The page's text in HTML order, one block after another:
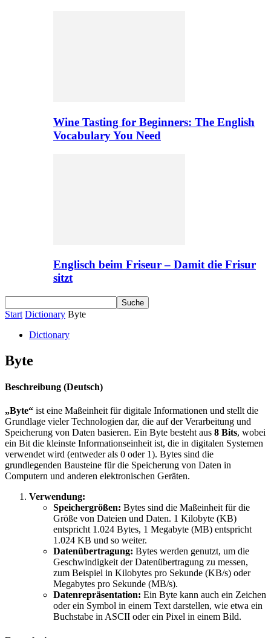
Wine Tasting for Beginners: The English
Vocabulary You Need
Englisch beim Friseur – Damit die Frisur
sitzt
Start Dictionary Byte
Dictionary
Byte
Beschreibung (Deutsch)
„Byte“ ist eine Maßeinheit für digitale Informationen und stellt die
Grundlage vieler Technologien dar, die auf der Verarbeitung und
Speicherung von Daten basieren. Ein Byte besteht aus 8 Bits, wobei
ein Bit die kleinste Informationseinheit ist, die in digitalen Systemen
verwendet wird (entweder als 0 oder 1). Bytes sind die
grundlegenden Bausteine für die Speicherung von Daten in
Computern und anderen elektronischen Geräten.
Verwendung:
Speichergrößen: Bytes sind die Maßeinheit für die
Größe von Dateien und Daten. 1 Kilobyte (KB)
entspricht 1.024 Bytes, 1 Megabyte (MB) entspricht
1.024 KB und so weiter.
Datenübertragung: Bytes werden genutzt, um die
Geschwindigkeit der Datenübertragung zu messen,
zum Beispiel in Kilobytes pro Sekunde (KB/s) oder
Megabytes pro Sekunde (MB/s).
Datenrepräsentation: Ein Byte kann auch ein Zeichen
oder ein Symbol in einem Text darstellen, wie etwa ein
Buchstabe in ASCII oder ein Pixel in einem Bild.